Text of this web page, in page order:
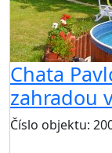
Chata
zahradou
Číslo objektu: